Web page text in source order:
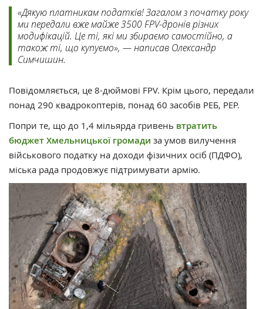
«Дякую платникам податків! Загалом з початку року
ми передали вже майже 3500 FPV-дронів різних
модифікацій. Це ті, які ми збираємо самостійно, а
також ті, що купуємо», — написав Олександр
Симчишин.
Повідомляється, це 8-дюймові FPV. Крім цього, передали
понад 290 квадрокоптерів, понад 60 засобів РЕБ, РЕР.
Попри те, що до 1,4 мільярда гривень втратить
бюджет Хмельницької громади за умов вилучення
військового податку на доходи фізичних осіб (ПДФО),
міська рада продовжує підтримувати армію.